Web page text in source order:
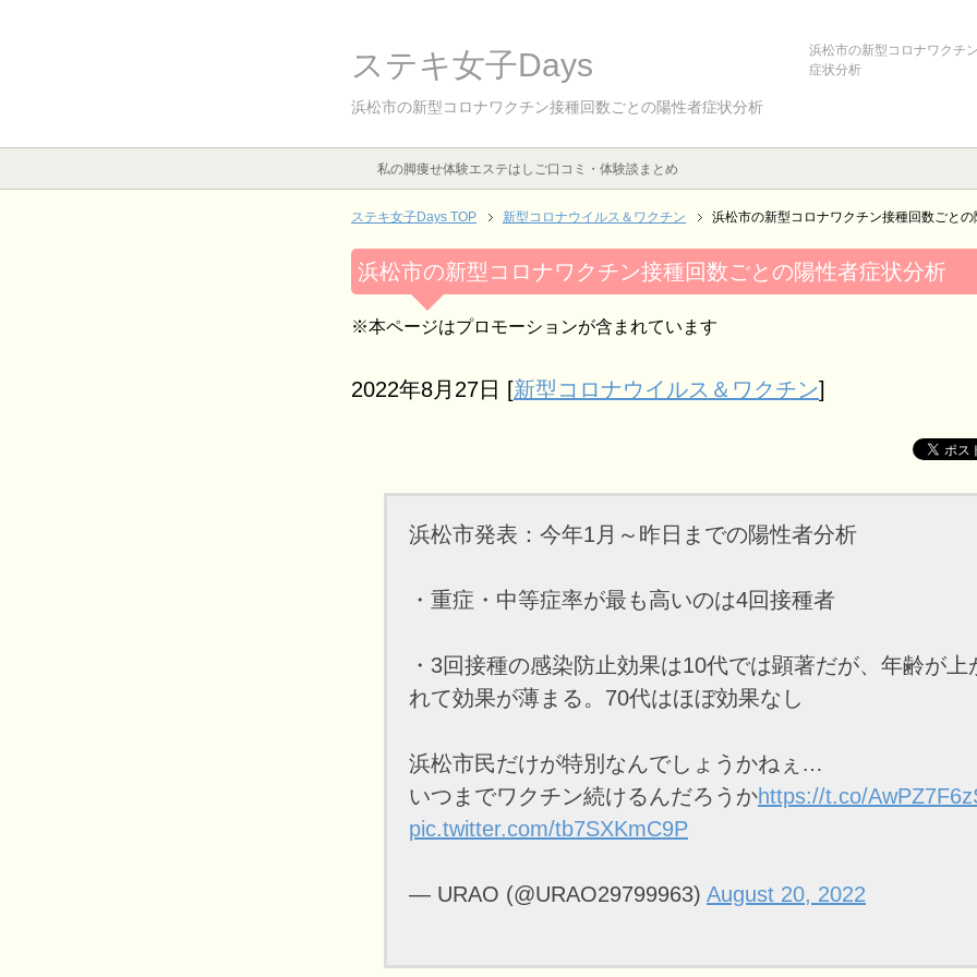
ステキ女子Days
浜松市の新型コロナワクチン接種回数ごとの陽性者症状分析
浜松市の新型コロナワクチ
症状分析
私の脚痩せ体験エステはしご口コミ・体験談まとめ
ステキ女子Days TOP 新型コロナウイルス＆ワクチン 浜松市の新型コロナワクチン接種回数ごと
浜松市の新型コロナワクチン接種回数ごとの陽性者症状分析
※本ページはプロモーションが含まれています
2022年8月27日 [新型コロナウイルス＆ワクチン]
浜松市発表：今年1月～昨日までの陽性者分析
・重症・中等症率が最も高いのは4回接種者
・3回接種の感染防止効果は10代では顕著だが、年齢が上
れて効果が薄まる。70代はほぼ効果なし
浜松市民だけが特別なんでしょうかねぇ…
いつまでワクチン続けるんだろうかhttps://t.co/
pic.twitter.com/tb7SXKmC9P
— URAO (@URAO29799963) August 20, 2022